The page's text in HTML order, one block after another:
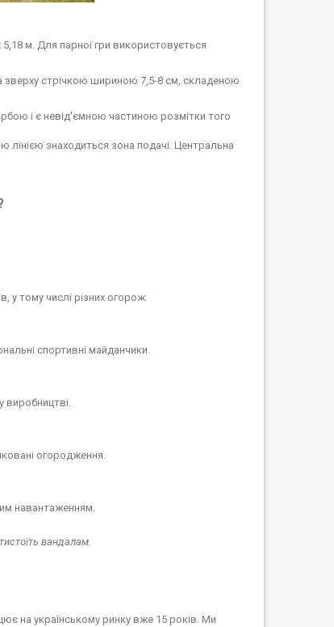
м. Для парної гри використовується
зверху стрічкою шириною 7,5-8 см, складеною
і є невід'ємною частиною розмітки того
лінією знаходиться зона подачі. Центральна
у тому числі різних огорож.
спортивні майданчики.
виробництві.
огородження.
навантаженням.
вандалам.
на українському ринку вже 15 років. Ми